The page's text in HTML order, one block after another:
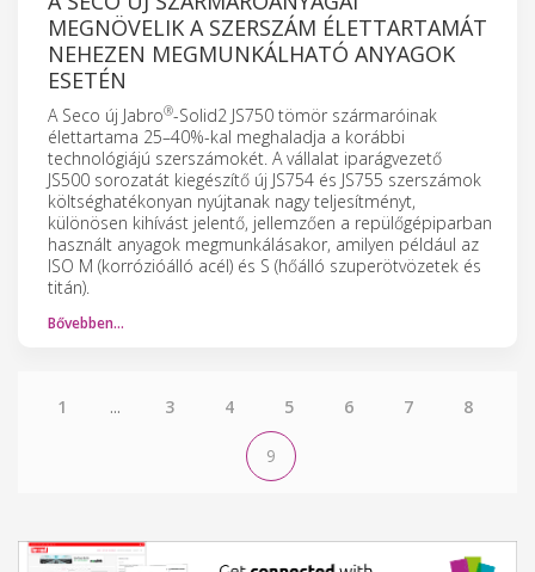
MEGNÖVELIK A SZERSZÁM ÉLETTARTAMÁT
NEHEZEN MEGMUNKÁLHATÓ ANYAGOK
ESETÉN
A Seco új Jabro®-Solid2 JS750 tömör szármaróinak
élettartama 25–40%-kal meghaladja a korábbi
technológiájú szerszámokét. A vállalat iparágvezető
JS500 sorozatát kiegészítő új JS754 és JS755 szerszámok
költséghatékonyan nyújtanak nagy teljesítményt,
különösen kihívást jelentő, jellemzően a repülőgépiparban
használt anyagok megmunkálásakor, amilyen például az
ISO M (korrózióálló acél) és S (hőálló szuperötvözetek és
titán).
Bővebben…
1 ... 3 4 5 6 7 8
9